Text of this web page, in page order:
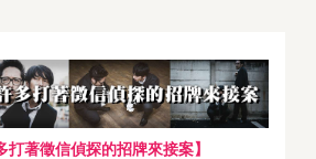
打著徵信偵探的招牌來接案】